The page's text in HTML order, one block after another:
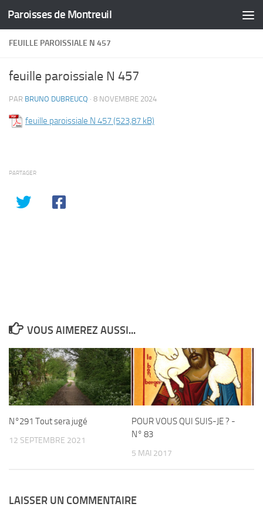
Skip to content
Paroisses de Montreuil
FEUILLE PAROISSIALE N 457
feuille paroissiale N 457
PAR BRUNO DUBREUCQ · 8 NOVEMBRE 2024
feuille paroissiale N 457
PARTAGER
VOUS AIMEREZ AUSSI...
N°291 Tout sera jugé
12 SEPTEMBRE 2021
POUR VOUS QUI SUIS-JE ? -
N° 83
5 MAI 2017
LAISSER UN COMMENTAIRE